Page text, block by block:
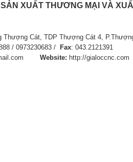
XUẤT THƯƠNG MẠI VÀ
Thượng Cát, TDP Thượng Cát 4,
/ 0973230683 / Fax:
Website: http://gialoccnc.com